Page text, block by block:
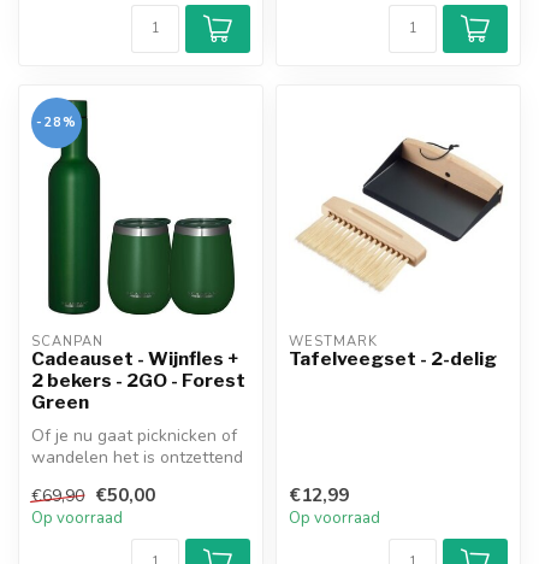
-28%
SCANPAN
Cadeauset - Wijnfles +
2 bekers - 2GO - Forest
Green
Of je nu gaat picknicken of
wandelen het is ontzettend
€69,90 €50,00
Op voorraad
WESTMARK
Tafelveegset - 2-delig
€12,99
Op voorraad